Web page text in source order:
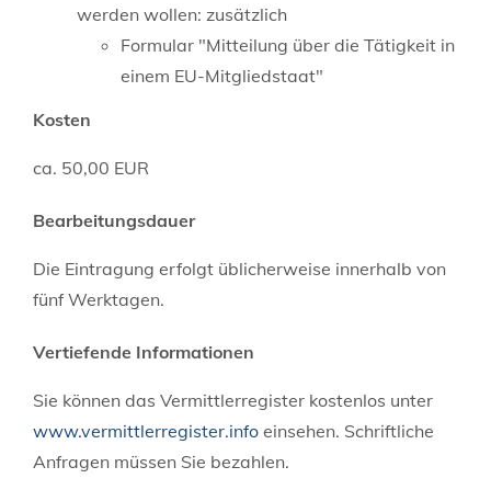
werden wollen: zusätzlich
Formular "Mitteilung über die Tätigkeit in
einem EU-Mitgliedstaat"
Kosten
ca. 50,00 EUR
Bearbeitungsdauer
Die Eintragung erfolgt üblicherweise innerhalb von
fünf Werktagen.
Vertiefende Informationen
Sie können das Vermittlerregister kostenlos unter
www.vermittlerregister.info einsehen. Schriftliche
Anfragen müssen Sie bezahlen.